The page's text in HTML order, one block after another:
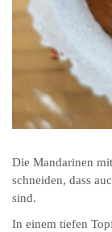
Die Mandarinen
schneiden, dass
sind.
In einem tiefen